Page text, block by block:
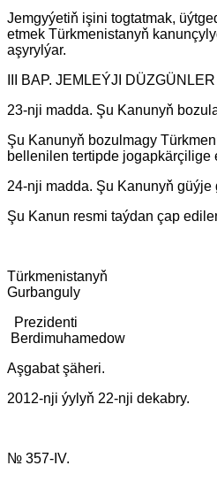
Jemgyýetiň işini togtatmak,
etmek Türkmenistanyň
aşyrylýar.
III BAP. JEMLEÝJI DÜZGÜNLER
23-nji madda. Şu Kanunyň
Şu Kanunyň bozulmagy
bellenilen tertipde jogapkärçilige
24-nji madda. Şu Kanunyň güýje
Şu Kanun resmi taýdan çap
Gurbanguly
Berdimuhamedow
Aşgabat şäheri.
2012-nji ýylyň 22-nji dekabry.
№ 357-IV.